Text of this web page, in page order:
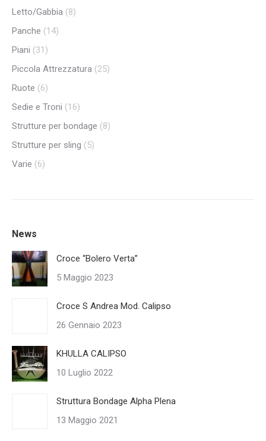
Letto/Gabbia (8)
Panche (14)
Piani (31)
Piccola Attrezzatura (25)
Ruote (6)
Sedie e Troni (16)
Strutture per bondage (8)
Strutture per sling (5)
Varie (6)
News
Croce “Bolero Verta”
5 Maggio 2023
Croce S Andrea Mod. Calipso
26 Gennaio 2023
KHULLA CALIPSO
10 Luglio 2022
Struttura Bondage Alpha Plena
13 Maggio 2021